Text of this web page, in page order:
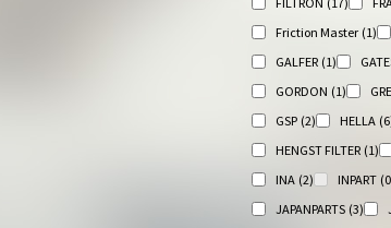
Friction Master (1)
GALFER (1)
GORDON (1)
GSP (2) HELLA
HENGST FILTER (1)
INA (2) INPART
JAPANPARTS (3)